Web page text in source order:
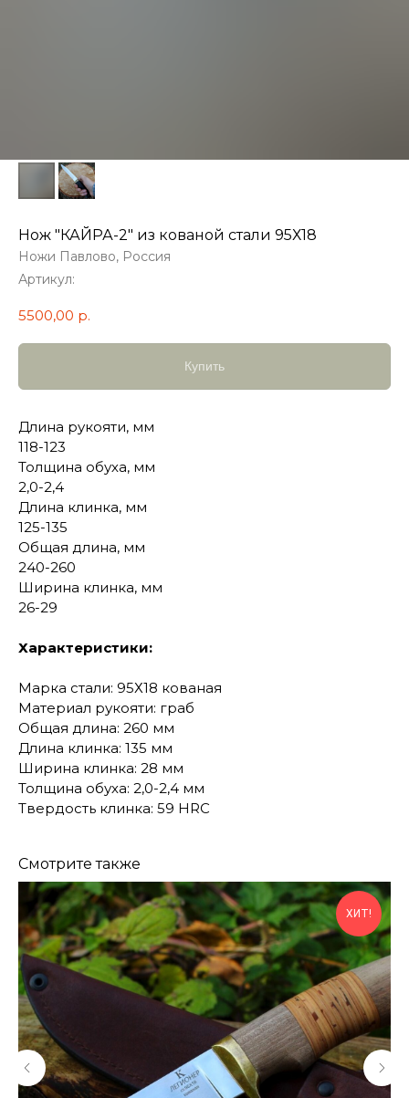
Нож "КАЙРА-2" из кованой стали 95Х18
Ножи Павлово, Россия
Артикул:
5500,00 р.
Купить
Длина рукояти, мм
118-123
Толщина обуха, мм
2,0-2,4
Длина клинка, мм
125-135
Общая длина, мм
240-260
Ширина клинка, мм
26-29
Характеристики:
Марка стали: 95Х18 кованая
Материал рукояти: граб
Общая длина: 260 мм
Длина клинка: 135 мм
Ширина клинка: 28 мм
Толщина обуха: 2,0-2,4 мм
Твердость клинка: 59 HRC
Смотрите также
ХИТ!
КОНТАКТЫ
Консультации по телефону и онлайн.
Будем рады продемонстрировать вам
нашу продукцию. Позвоните нам или
оставьте запрос на звонок менеджера
для консультации